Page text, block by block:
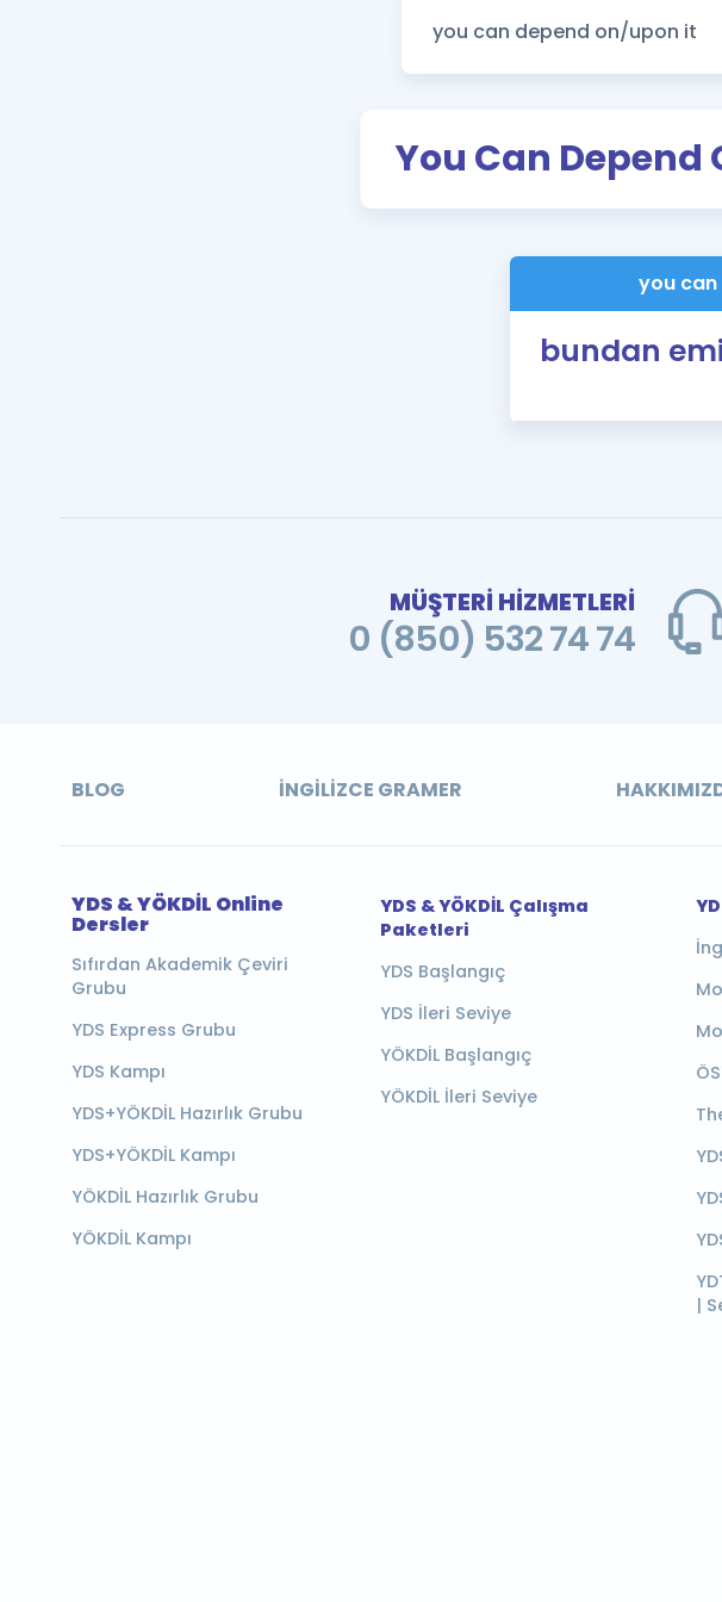
You Can
you
bundan
MÜŞTERİ HİZMETLERİ
0 (850) 532 74 74
BLOG İNGILIZCE GRAMER
YDS & YÖKDİL Online
Dersler
Sıfırdan Akademik Çeviri
Grubu
YDS Express Grubu
YDS Kampı
YDS+YÖKDİL Hazırlık Grubu
YDS+YÖKDİL Kampı
YÖKDİL Hazırlık Grubu
YÖKDİL Kampı
YDS & YÖKDİL Çalışma
Paketleri
YDS Başlangıç
YDS İleri Seviye
YÖKDİL Başlangıç
YÖKDİL İleri Seviye
|